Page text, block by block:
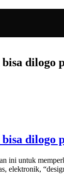
dilogo
dilogo
ini untuk
elektronik,